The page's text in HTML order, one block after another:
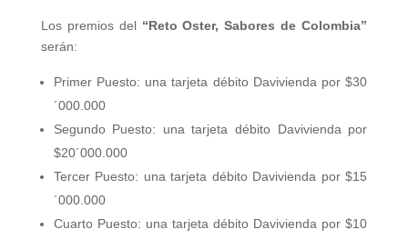
Los premios del “Reto Oster, Sabores de Colombia”
serán:
Primer Puesto: una tarjeta débito Davivienda por $30
´000.000
Segundo Puesto: una tarjeta débito Davivienda por
$20´000.000
Tercer Puesto: una tarjeta débito Davivienda por $15
´000.000
Cuarto Puesto: una tarjeta débito Davivienda por $10